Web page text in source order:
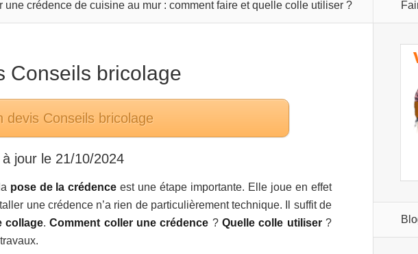
une crédence de cuisine au mur : comment faire et quelle colle utiliser ?
Conseils bricolage
devis Conseils bricolage
jour le 21/10/2024
pose de la crédence est une étape importante. Elle joue en effet
une crédence n’a rien de particulièrement technique. Il suffit de
collage.Comment coller une crédence ?Quelle colle utiliser?